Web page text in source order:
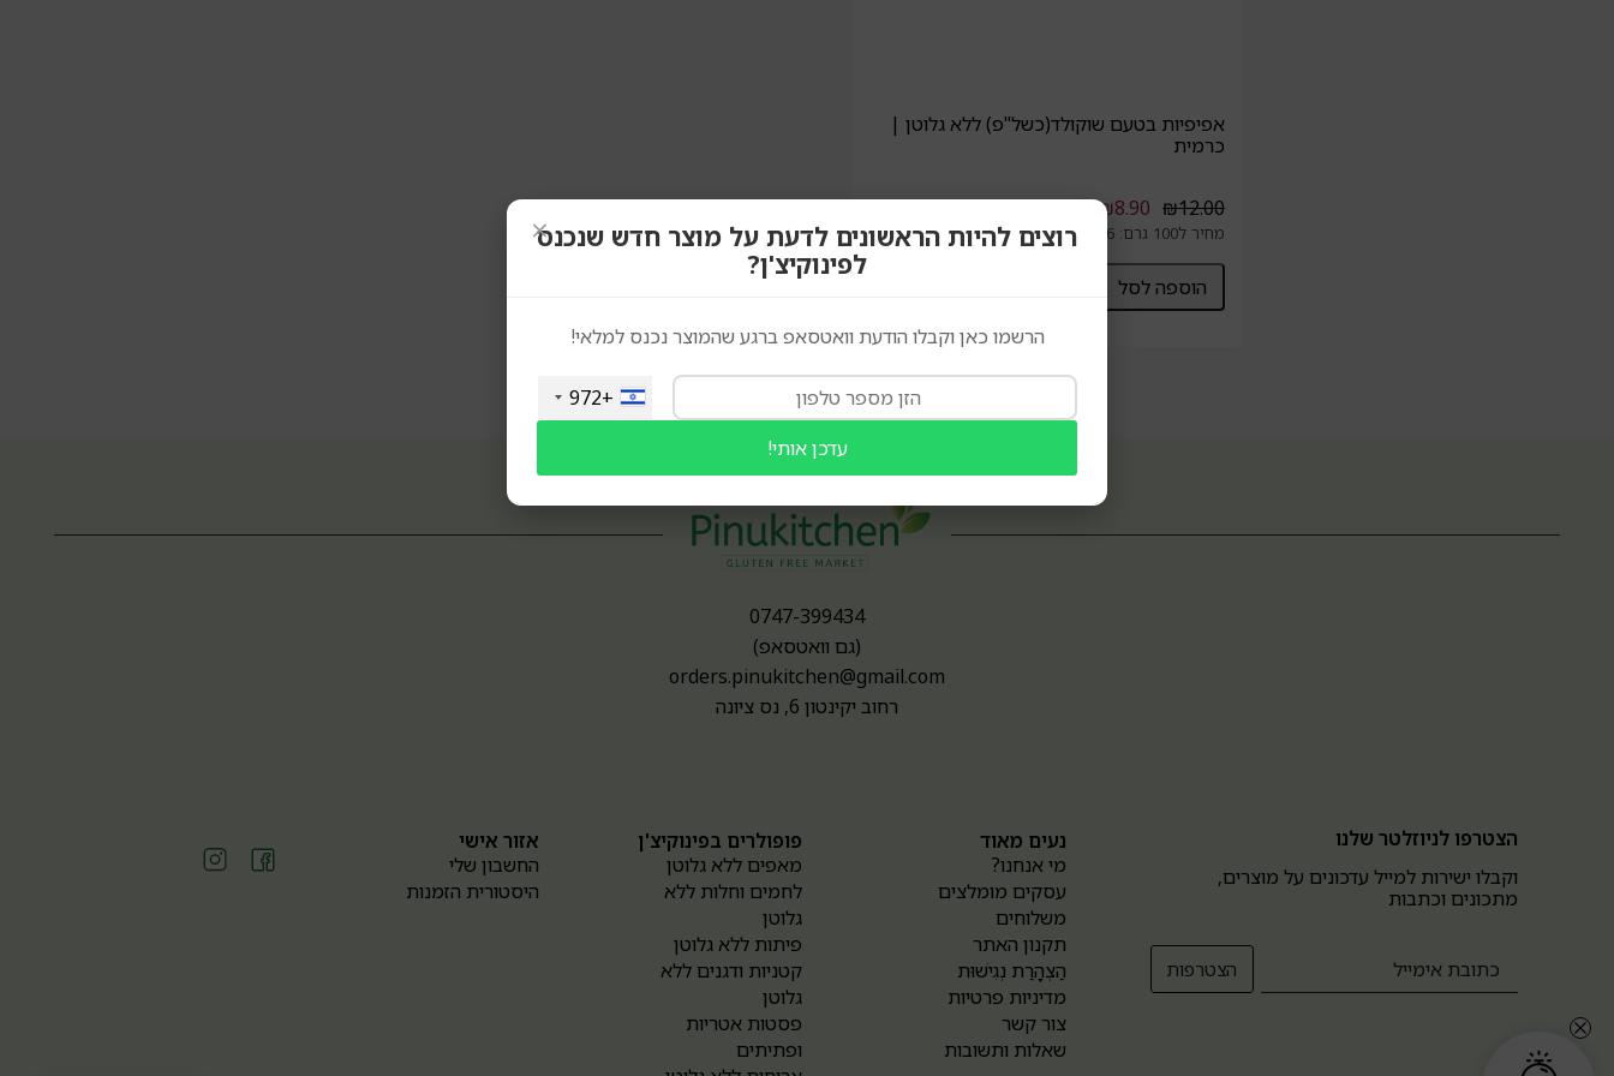
אפיפיות בטעם שוקולד(כשל"פ) ללא גלוטן |
כרמית
₪12.00
₪8.90
מחיר ל100 גרם: 3.96 ₪
הוספה לסל
0747-399434
(גם וואטסאפ)
orders.pinukitchen@gmail.com
רחוב יקינטון 6, נס ציונה
הצטרפו לניוזלטר שלנו
וקבלו ישירות למייל עדכונים על מוצרים,
מתכונים וכתבות
נעים מאוד
מי אנחנו?
עסקים מומלצים
משלוחים
תקנון האתר
הַצְהָרַת נְגִישׁוּת
מדיניות פרטיות
צור קשר
שאלות ותשובות
פופולרים בפינוקיצ'ן
מאפים ללא גלוטן
לחמים וחלות ללא
גלוטן
פיתות ללא גלוטן
קטניות ודגנים ללא
גלוטן
פסטות אטריות
ופתיתים
אזור אישי
החשבון שלי
היסטורית הזמנות
רוצים להיות הראשונים לדעת על מוצר חדש שנכנס
לפינוקיצ'ן?
×
הרשמו כאן וקבלו הודעת וואטסאפ ברגע שהמוצר נכנס למלאי!
+972
עדכן אותי!